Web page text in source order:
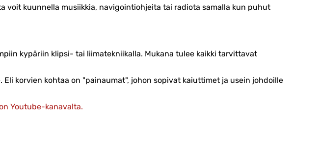
voit kuunnella musiikkia, navigointiohjeita tai radiota samalla kun puhut
kypäriin klipsi- tai liimatekniikalla. Mukana tulee kaikki tarvittavat
korvien kohtaa on "painaumat", johon sopivat kaiuttimet ja usein johdoille
Youtube-kanavalta.